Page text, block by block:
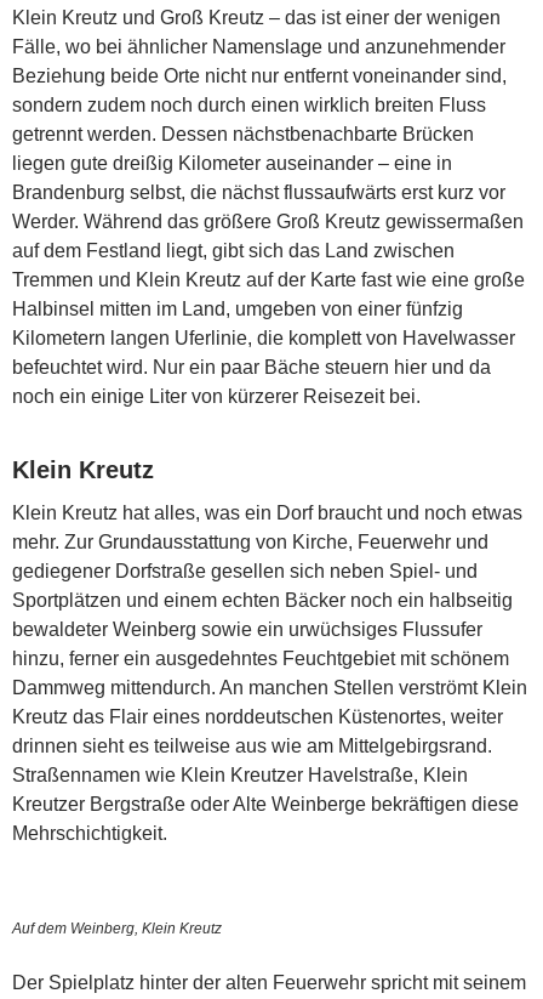
Klein Kreutz und Groß Kreutz – das ist einer der wenigen
Fälle, wo bei ähnlicher Namenslage und anzunehmender
Beziehung beide Orte nicht nur entfernt voneinander sind,
sondern zudem noch durch einen wirklich breiten Fluss
getrennt werden. Dessen nächstbenachbarte Brücken
liegen gute dreißig Kilometer auseinander – eine in
Brandenburg selbst, die nächst flussaufwärts erst kurz vor
Werder. Während das größere Groß Kreutz gewissermaßen
auf dem Festland liegt, gibt sich das Land zwischen
Tremmen und Klein Kreutz auf der Karte fast wie eine große
Halbinsel mitten im Land, umgeben von einer fünfzig
Kilometern langen Uferlinie, die komplett von Havelwasser
befeuchtet wird. Nur ein paar Bäche steuern hier und da
noch ein einige Liter von kürzerer Reisezeit bei.
Klein Kreutz
Klein Kreutz hat alles, was ein Dorf braucht und noch etwas
mehr. Zur Grundausstattung von Kirche, Feuerwehr und
gediegener Dorfstraße gesellen sich neben Spiel- und
Sportplätzen und einem echten Bäcker noch ein halbseitig
bewaldeter Weinberg sowie ein urwüchsiges Flussufer
hinzu, ferner ein ausgedehntes Feuchtgebiet mit schönem
Dammweg mittendurch. An manchen Stellen verströmt Klein
Kreutz das Flair eines norddeutschen Küstenortes, weiter
drinnen sieht es teilweise aus wie am Mittelgebirgsrand.
Straßennamen wie Klein Kreutzer Havelstraße, Klein
Kreutzer Bergstraße oder Alte Weinberge bekräftigen diese
Mehrschichtigkeit.
Auf dem Weinberg, Klein Kreutz
Der Spielplatz hinter der alten Feuerwehr spricht mit seinem